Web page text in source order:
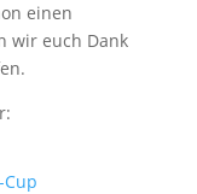
einen
wir euch Dank